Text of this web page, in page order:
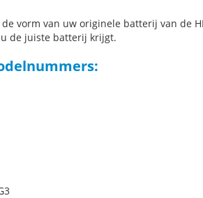
vorm van uw originele batterij van de
de juiste batterij krijgt.